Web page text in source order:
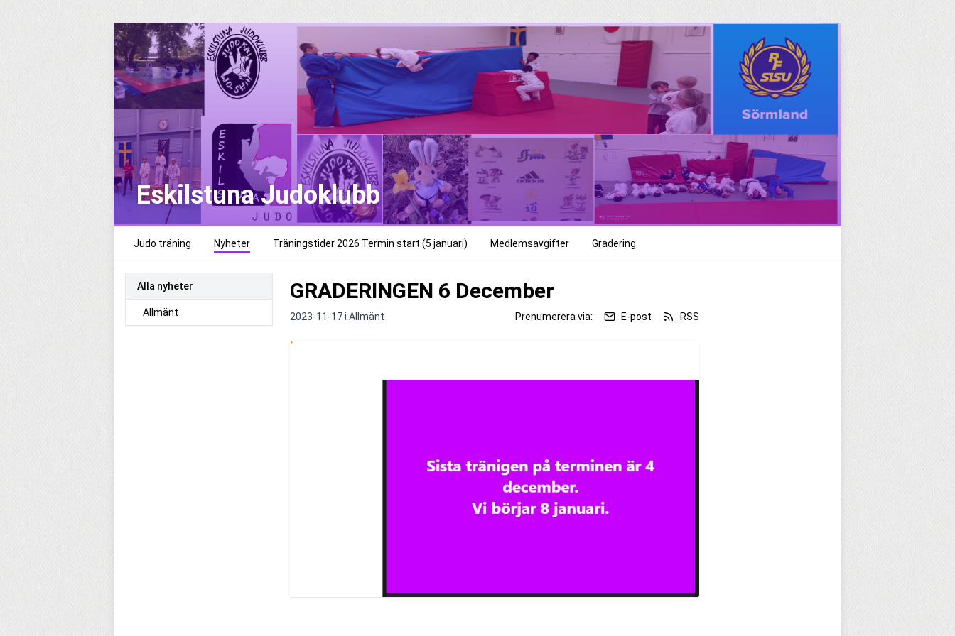
Eskilstuna Judoklubb
Judo träning Nyheter Träningstider 2026 Termin start (5 januari) Medlemsavgifter Gradering
Alla nyheter
Allmänt
GRADERINGEN 6 December
2023-11-17 i Allmänt Prenumerera via: E-post RSS